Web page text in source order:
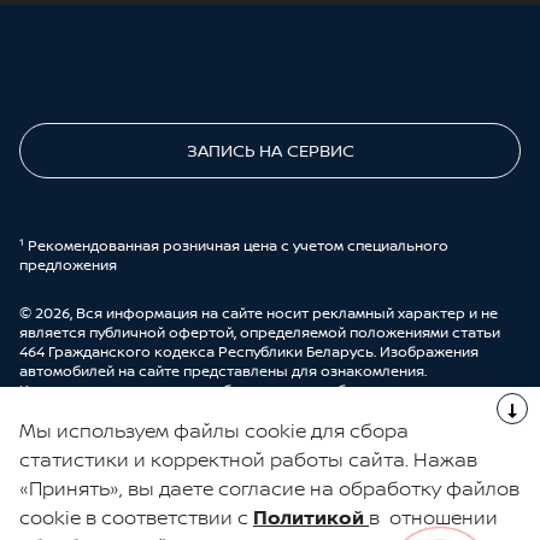
ЗАПИСЬ НА СЕРВИС
¹ Рекомендованная розничная цена с учетом специального
предложения
© 2026, Вся информация на сайте носит рекламный характер и не
является публичной офертой, определяемой положениями статьи
464 Гражданского кодекса Республики Беларусь. Изображения
автомобилей на сайте представлены для ознакомления.
Комплектации и цены могут быть изменены без предварительного
автоцентре ООО “ДрайвМоторс”.
ЭЛЕКТРОННАЯ КНИГА ОТЗЫВОВ
Мы используем файлы cookie для сбора
статистики и корректной работы сайта. Нажав
«Принять», вы даете согласие на обработку файлов
cookie в соответствии с Политикой в отношении